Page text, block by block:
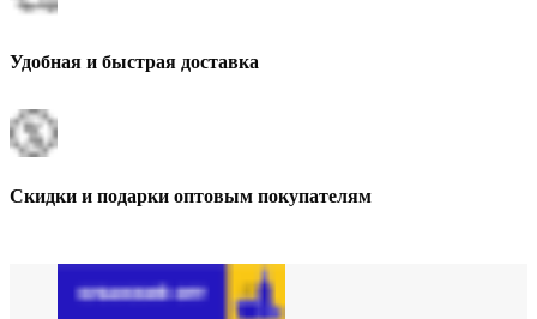
Удобная и быстрая доставка
Скидки и подарки оптовым покупателям